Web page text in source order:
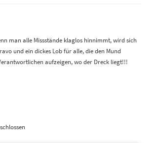
man alle Missstände klaglos hinnimmt, wird sich
und ein dickes Lob für alle, die den Mund
aufzeigen, wo der Dreck liegt!!!